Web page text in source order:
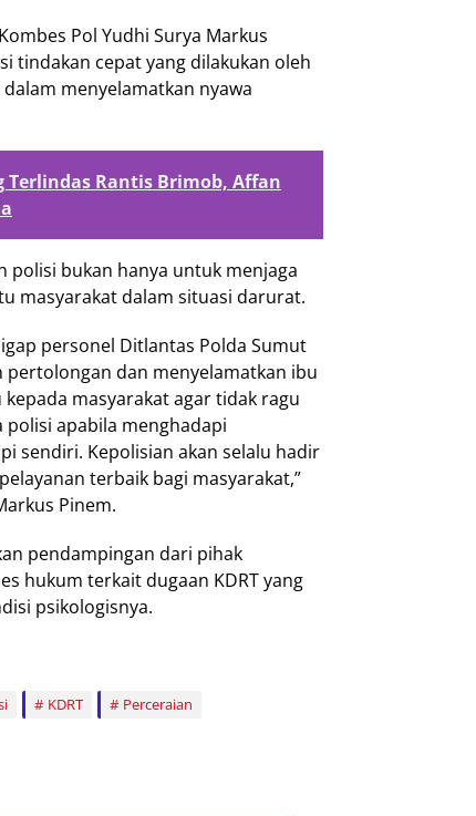
Pol Yudhi Surya Markus
tindakan cepat yang dilakukan oleh
menyelamatkan nyawa
Terlindas Rantis Brimob, Affan
polisi bukan hanya untuk menjaga
masyarakat dalam situasi darurat.
personel Ditlantas Polda Sumut
dan menyelamatkan ibu
masyarakat agar tidak ragu
apabila menghadapi
sendiri. Kepolisian akan selalu hadir
terbaik bagi masyarakat,”
Pinem.
pendampingan dari pihak
hukum terkait dugaan KDRT yang
psikologisnya.
KDRT
Perceraian